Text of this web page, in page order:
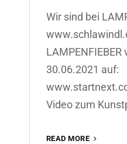
Wir sind bei
30.06.2021 auf:
Video zum
READ MORE